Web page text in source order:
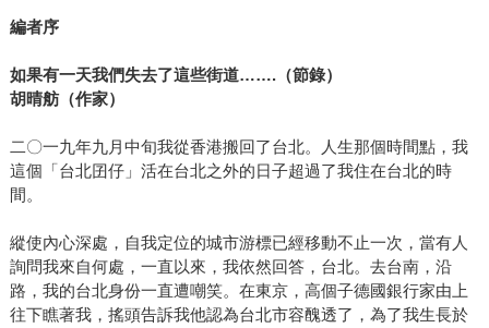
編者序
如果有一天我們失去了這些街道…….（節錄）
胡晴舫（作家）
二〇一九年九月中旬我從香港搬回了台北。人生那個時間點，我
這個「台北囝仔」活在台北之外的日子超過了我住在台北的時
間。
縱使內心深處，自我定位的城市游標已經移動不止一次，當有人
詢問我來自何處，一直以來，我依然回答，台北。去台南，沿
路，我的台北身份一直遭嘲笑。在東京，高個子德國銀行家由上
往下瞧著我，搖頭告訴我他認為台北市容醜透了，為了我生長於